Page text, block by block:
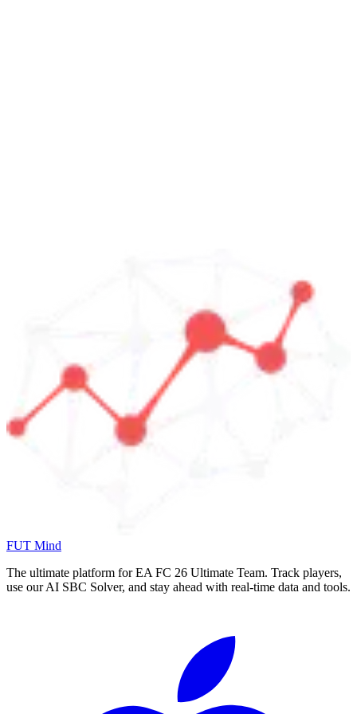
FUT Mind
The ultimate platform for EA FC 26 Ultimate Team. Track players,
use our AI SBC Solver, and stay ahead with real-time data and tools.